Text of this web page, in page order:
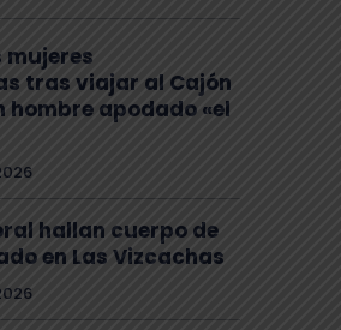
mujeres
tras viajar al Cajón
hombre apodado «el
hallan cuerpo de
en Las Vizcachas